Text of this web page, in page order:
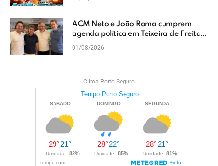
ACM Neto e João Roma cumprem
agenda política em Teixeira de Freitas
e reforçam projeto para o Extremo Sul
01/08/2026
Clima Porto Seguro